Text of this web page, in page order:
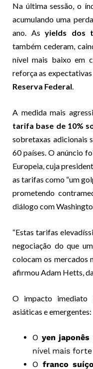
Na última sessão, o
acumulando uma
ano. Asyields dos
também cederam,
nível mais baixo em
reforça as expectativas
Reserva Federal.
A medida mais
tarifa base de 10%
sobretaxas adicionais
60 países. O anúncio
Europeia, cuja
as tarifas como “um
prometendo
diálogo com
“Estas tarifas
negociação do que
colocam os mercados
afirmou Adam Hetts,
O impacto imediato
asiáticas e emergentes:
O yen japonês
nível mais
O franco suíço